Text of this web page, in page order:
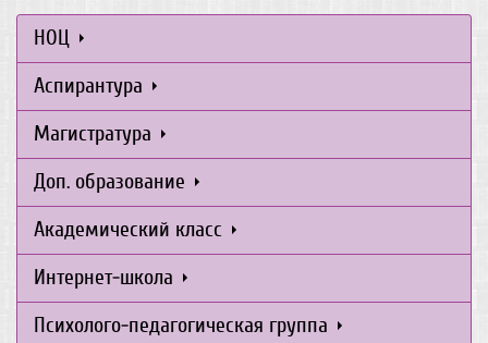
НОЦ
Аспирантура
Магистратура
Доп. образование
Академический класс
Интернет-школа
Психолого-педагогическая группа